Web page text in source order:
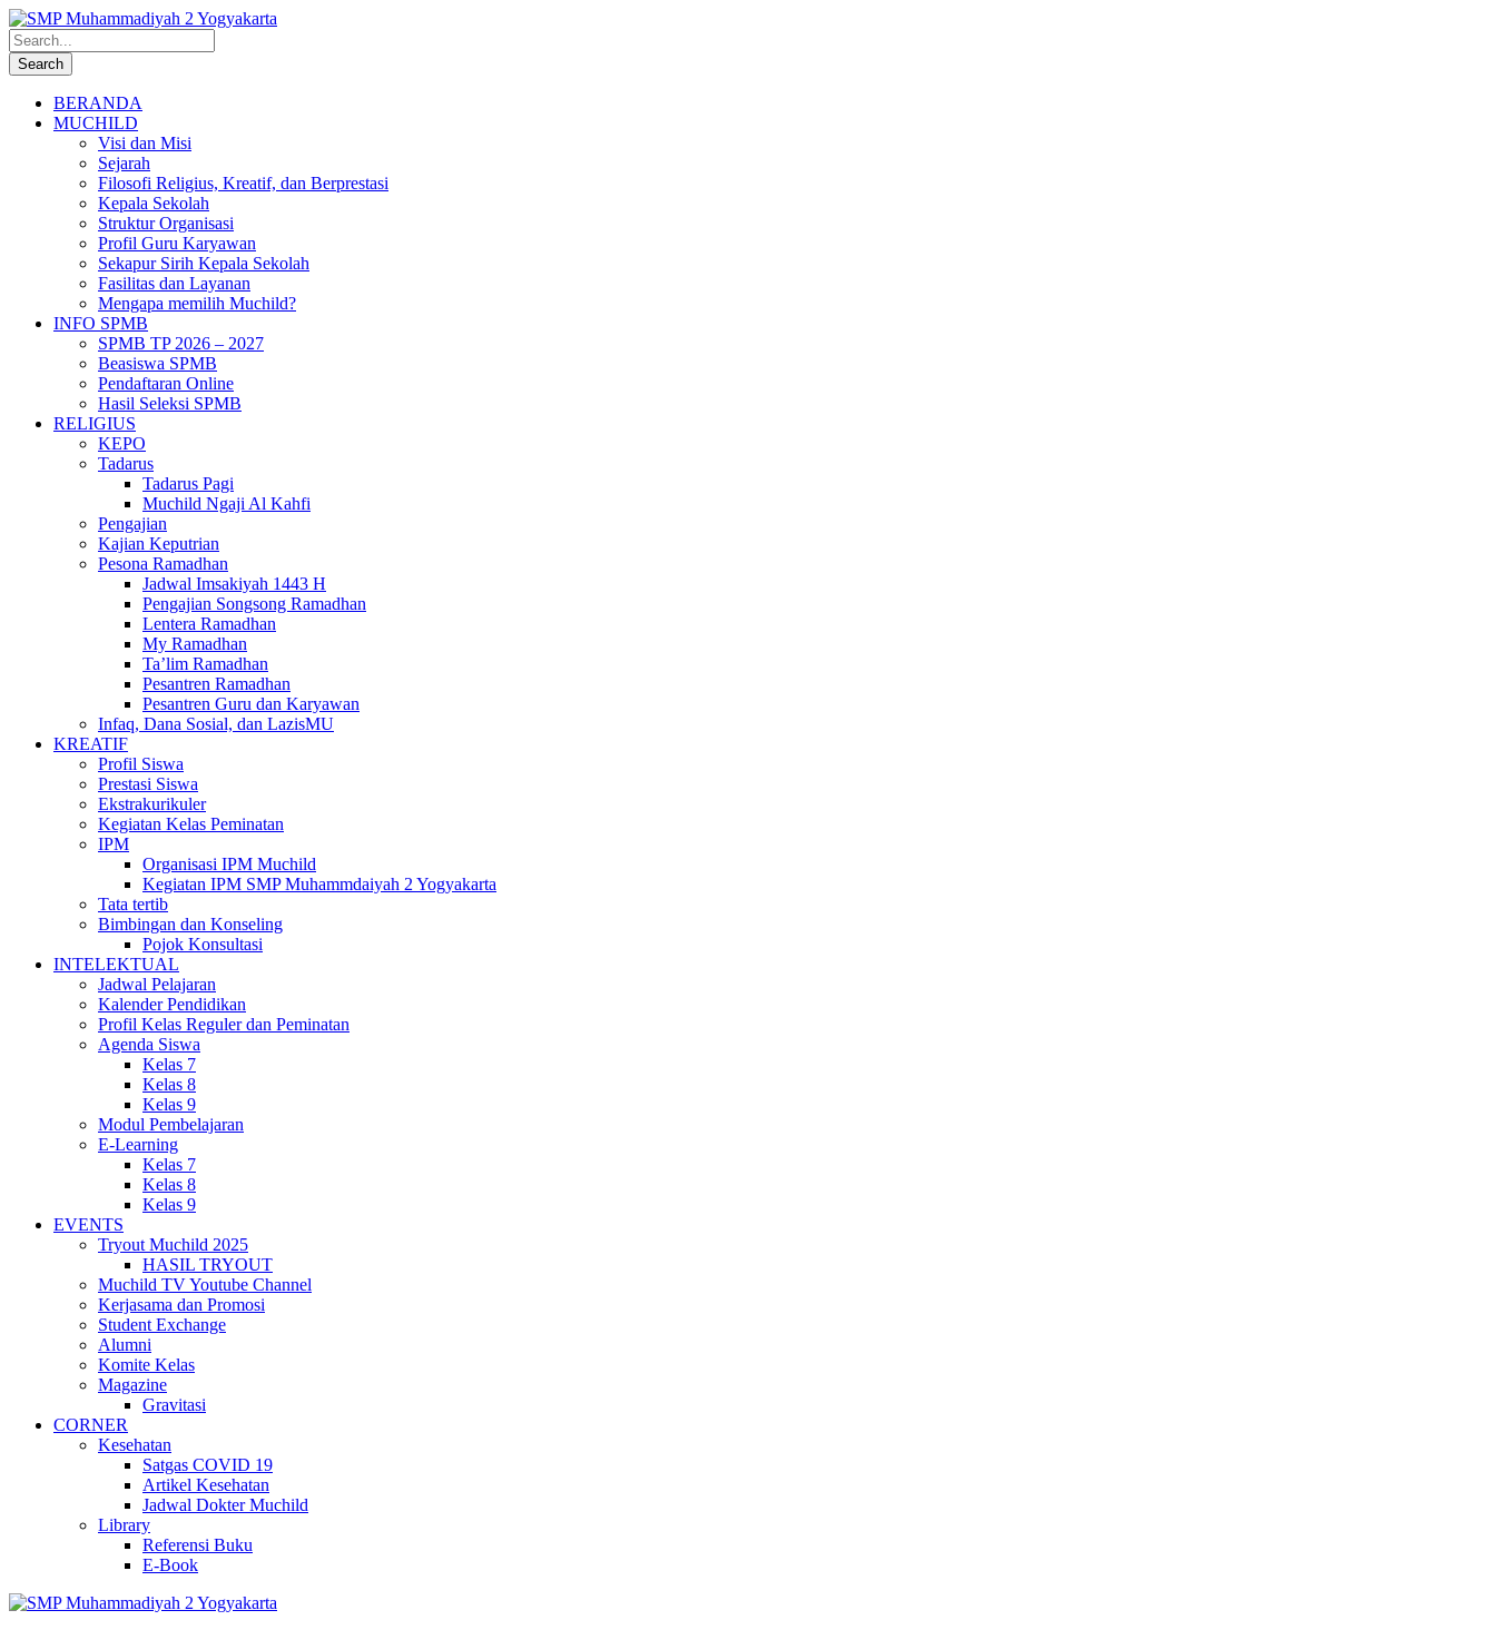
BERANDA
MUCHILD
Visi dan Misi
Sejarah
Filosofi Religius, Kreatif, dan Berprestasi
Kepala Sekolah
Struktur Organisasi
Profil Guru Karyawan
Sekapur Sirih Kepala Sekolah
Fasilitas dan Layanan
Mengapa memilih Muchild?
INFO SPMB
SPMB TP 2026 – 2027
Beasiswa SPMB
Pendaftaran Online
Hasil Seleksi SPMB
RELIGIUS
KEPO
Tadarus
Tadarus Pagi
Muchild Ngaji Al Kahfi
Pengajian
Kajian Keputrian
Pesona Ramadhan
Jadwal Imsakiyah 1443 H
Pengajian Songsong Ramadhan
Lentera Ramadhan
My Ramadhan
Ta’lim Ramadhan
Pesantren Ramadhan
Pesantren Guru dan Karyawan
Infaq, Dana Sosial, dan LazisMU
KREATIF
Profil Siswa
Prestasi Siswa
Ekstrakurikuler
Kegiatan Kelas Peminatan
IPM
Organisasi IPM Muchild
Kegiatan IPM SMP Muhammdaiyah 2 Yogyakarta
Tata tertib
Bimbingan dan Konseling
Pojok Konsultasi
INTELEKTUAL
Jadwal Pelajaran
Kalender Pendidikan
Profil Kelas Reguler dan Peminatan
Agenda Siswa
Kelas 7
Kelas 8
Kelas 9
Modul Pembelajaran
E-Learning
Kelas 7
Kelas 8
Kelas 9
EVENTS
Tryout Muchild 2025
HASIL TRYOUT
Muchild TV Youtube Channel
Kerjasama dan Promosi
Student Exchange
Alumni
Komite Kelas
Magazine
Gravitasi
CORNER
Kesehatan
Satgas COVID 19
Artikel Kesehatan
Jadwal Dokter Muchild
Library
Referensi Buku
E-Book